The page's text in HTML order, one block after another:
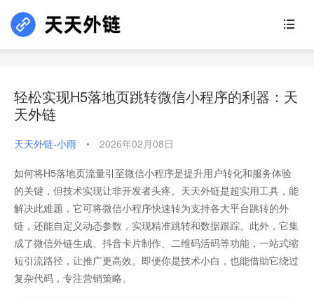
轻松实现H5落地页跳转微信小程序的利器：天
天外链
天天外链-小雨 • 2026年02月08日
如何将H5落地页流量引至微信小程序是提升用户转化和服务体验
的关键，但技术实现让非开发者头疼。天天外链是超实用工具，能
解决此难题，它可将微信小程序快速转为支持各大平台跳转的外
链，还能自定义动态参数，实现精准跳转和数据跟踪。此外，它集
成了微信外链生成、抖音卡片制作、二维码活码等功能，一站式缩
短引流路径，让推广更高效。即便你是技术小白，也能借助它绕过
复杂代码，专注营销策略。